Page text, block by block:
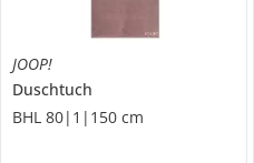
JOOP!
Duschtuch
BHL 80|1|150 cm